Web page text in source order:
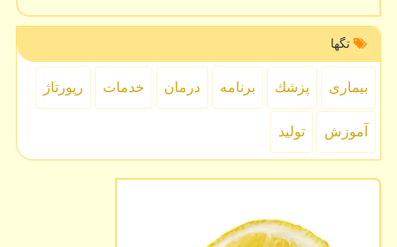
تگها
بیماری پزشك برنامه درمان خدمات رپورتاژ
آموزش تولید